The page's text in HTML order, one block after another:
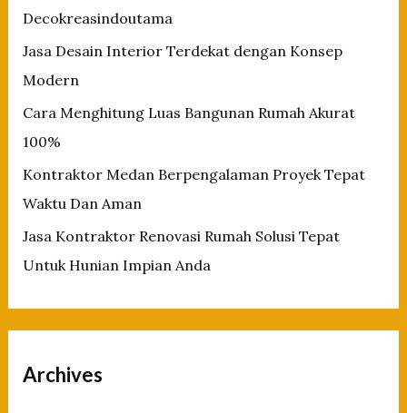
o
r
:
Decokreasindoutama
Jasa Desain Interior Terdekat dengan Konsep
Modern
Cara Menghitung Luas Bangunan Rumah Akurat
100%
Kontraktor Medan Berpengalaman Proyek Tepat
Waktu Dan Aman
Jasa Kontraktor Renovasi Rumah Solusi Tepat
Untuk Hunian Impian Anda
Archives